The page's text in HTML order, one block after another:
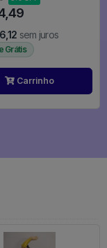
sem juros
Grátis
Carrinho